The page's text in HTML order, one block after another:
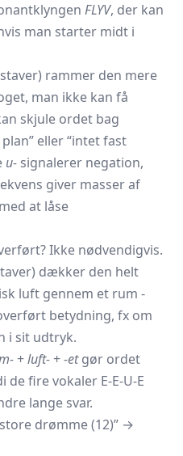
FLYV, der kan
man starter midt i
rammer den mere
man ikke kan få
skjule ordet bag
eller “intet fast
u- signalerer negation,
giver masser af
at låse
Ikke nødvendigvis.
dækker den helt
luft gennem et rum -
betydning, fx om
i sit udtryk.
+luft-+-etgør ordet
fire vokaler E-E-U-E
lange svar.
drømme (12)” →